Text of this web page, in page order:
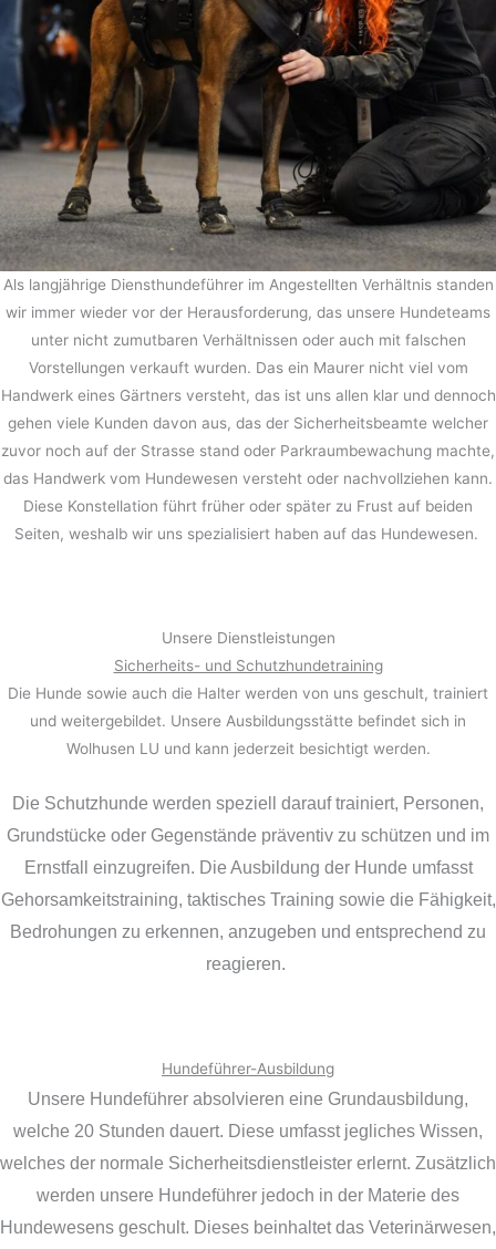
Als langjährige Diensthundeführer im Angestellten Verhältnis standen
wir immer wieder vor der Herausforderung, das unsere Hundeteams
unter nicht zumutbaren Verhältnissen oder auch mit falschen
Vorstellungen verkauft wurden. Das ein Maurer nicht viel vom
Handwerk eines Gärtners versteht, das ist uns allen klar und dennoch
gehen viele Kunden davon aus, das der Sicherheitsbeamte welcher
zuvor noch auf der Strasse stand oder Parkraumbewachung machte,
das Handwerk vom Hundewesen versteht oder nachvollziehen kann.
Diese Konstellation führt früher oder später zu Frust auf beiden
Seiten, weshalb wir uns spezialisiert haben auf das Hundewesen.
Unsere Dienstleistungen
Sicherheits- und Schutzhundetraining
Die Hunde sowie auch die Halter werden von uns geschult, trainiert
und weitergebildet. Unsere Ausbildungsstätte befindet sich in
Wolhusen LU und kann jederzeit besichtigt werden.
Die Schutzhunde werden speziell darauf trainiert, Personen,
Grundstücke oder Gegenstände präventiv zu schützen und im
Ernstfall einzugreifen. Die Ausbildung der Hunde umfasst
Gehorsamkeitstraining, taktisches Training sowie die Fähigkeit,
Bedrohungen zu erkennen, anzugeben und entsprechend zu
reagieren.
Hundeführer-Ausbildung
Unsere Hundeführer absolvieren eine Grundausbildung,
welche 20 Stunden dauert. Diese umfasst jegliches Wissen,
welches der normale Sicherheitsdienstleister erlernt. Zusätzlich
werden unsere Hundeführer jedoch in der Materie des
Hundewesens geschult. Dieses beinhaltet das Veterinärwesen,